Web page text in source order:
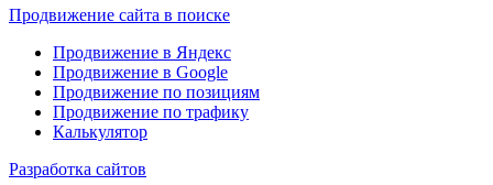
Продвижение сайта в поиске
Продвижение в Яндекс
Продвижение в Google
Продвижение по позициям
Продвижение по трафику
Калькулятор
Разработка сайтов